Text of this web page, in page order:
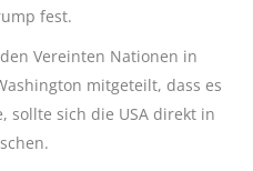
fest.
Vereinten Nationen in
mitgeteilt, dass es
sollte sich die USA direkt in